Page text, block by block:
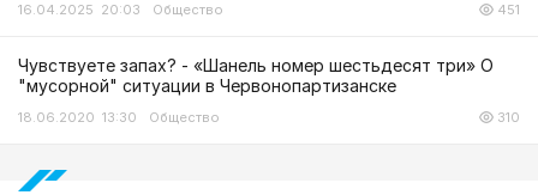
16.04.2025 20:03 Общество 451
Чувствуете запах? - «Шанель номер шестьдесят три» О
"мусорной" ситуации в Червонопартизанске
18.06.2020 13:30 Общество 310